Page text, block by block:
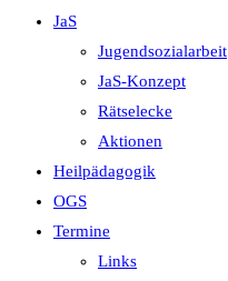
JaS
Jugendsozialarbeit
JaS-Konzept
Rätselecke
Aktionen
Heilpädagogik
OGS
Termine
Links